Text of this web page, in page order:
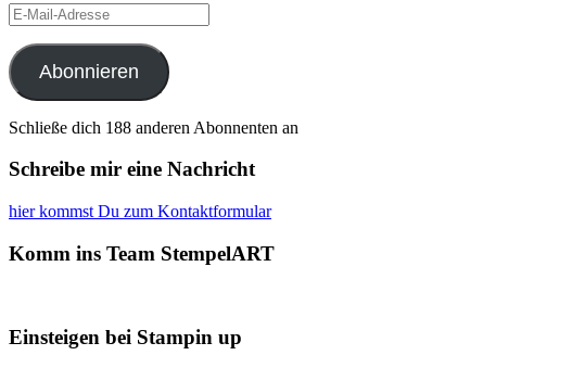
E-
Mail-
Adresse
Abonnieren
Schließe dich 188 anderen Abonnenten an
Schreibe mir eine Nachricht
hier kommst Du zum Kontaktformular
Komm ins Team StempelART
Einsteigen bei Stampin up